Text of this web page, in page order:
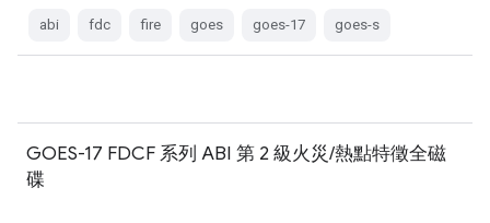
abi fdc fire goes goes-17 goes-s
GOES-17 FDCF 系列 ABI 第 2 級火災/熱點特徵全磁
碟